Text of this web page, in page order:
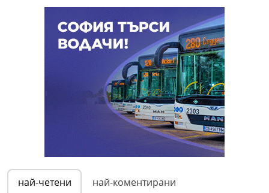
най-четени най-коментирани